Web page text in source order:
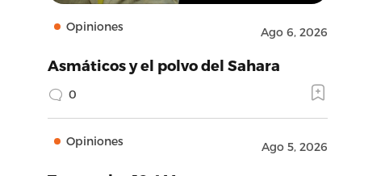
Opiniones Ago 6, 2026
Asmáticos y el polvo del Sahara
0
Opiniones Ago 5, 2026